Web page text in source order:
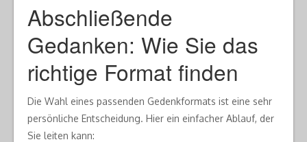
Abschließende
Gedanken: Wie Sie das
richtige Format finden
Die Wahl eines passenden Gedenkformats ist eine sehr
persönliche Entscheidung. Hier ein einfacher Ablauf, der
Sie leiten kann: